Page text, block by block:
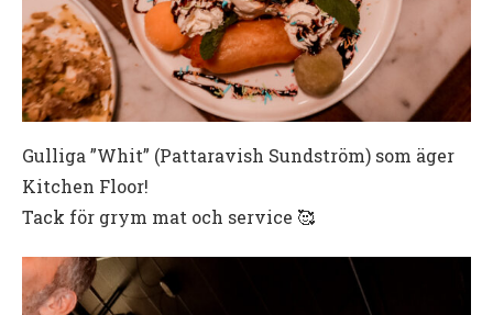
Gulliga ”Whit” (Pattaravish Sundström) som äger
Kitchen Floor!
Tack för grym mat och service 🥰